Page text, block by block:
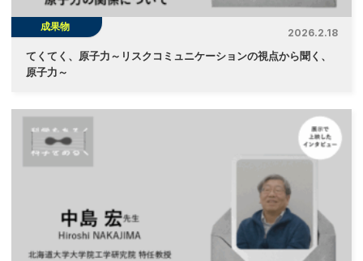
成果物
2026.2.18
てくてく、原子力～リスクコミュニケーションの視点から聞く、
原子力～